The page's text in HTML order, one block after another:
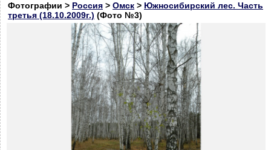
Фотографии > Россия > Омск > Южносибирский лес. Часть
третья (18.10.2009г.) (Фото №3)